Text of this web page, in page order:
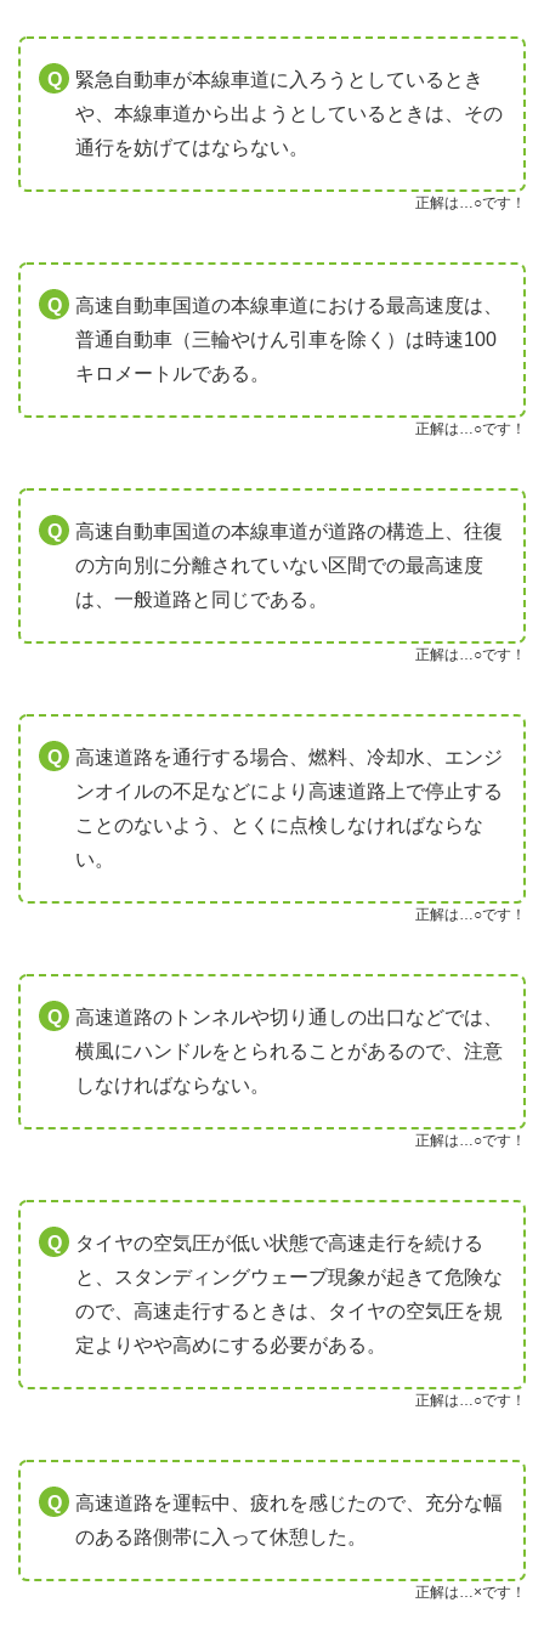
緊急自動車が本線車道に入ろうとしているとき
や、本線車道から出ようとしているときは、その
通行を妨げてはならない。
正解は…○です！
高速自動車国道の本線車道における最高速度は、
普通自動車（三輪やけん引車を除く）は時速100
キロメートルである。
正解は…○です！
高速自動車国道の本線車道が道路の構造上、往復
の方向別に分離されていない区間での最高速度
は、一般道路と同じである。
正解は…○です！
高速道路を通行する場合、燃料、冷却水、エンジ
ンオイルの不足などにより高速道路上で停止する
ことのないよう、とくに点検しなければならな
い。
正解は…○です！
高速道路のトンネルや切り通しの出口などでは、
横風にハンドルをとられることがあるので、注意
しなければならない。
正解は…○です！
タイヤの空気圧が低い状態で高速走行を続ける
と、スタンディングウェーブ現象が起きて危険な
ので、高速走行するときは、タイヤの空気圧を規
定よりやや高めにする必要がある。
正解は…○です！
高速道路を運転中、疲れを感じたので、充分な幅
のある路側帯に入って休憩した。
正解は…×です！